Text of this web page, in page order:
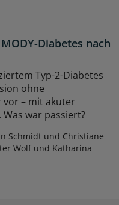
Diabetes nach
Typ-2-Diabetes
ohne
vor – mit akuter
war passiert?
Schmidt und Christiane
Wolf und Katharina